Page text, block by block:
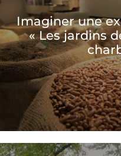
Imaginer une
« Les jardins